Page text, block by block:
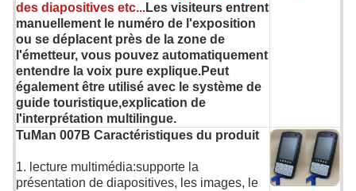
des diapositives etc...Les visiteurs entrent
manuellement le numéro de l'exposition
ou se déplacent près de la zone de
l'émetteur, vous pouvez automatiquement
entendre la voix pure explique.Peut
également être utilisé avec le système de
guide touristique,explication de
l'interprétation multilingue.
TuMan 007B Caractéristiques du produit
1. lecture multimédia:supporte la
présentation de diapositives, les images, le